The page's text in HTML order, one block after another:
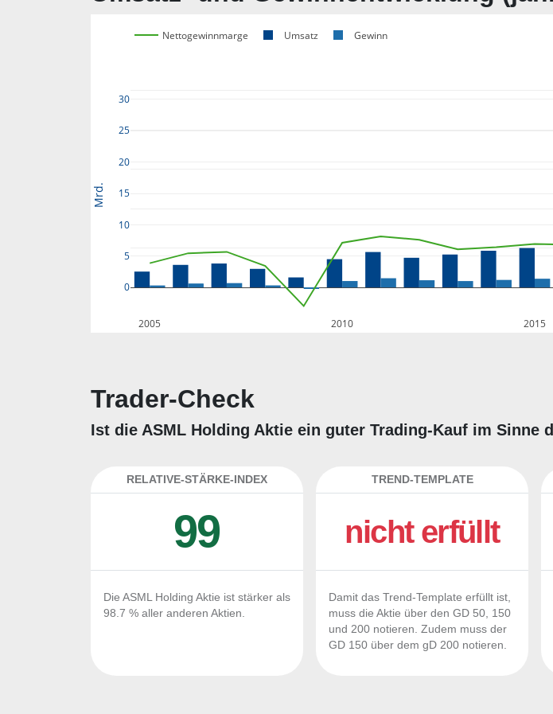
2005 2010 2015
0
5
10
15
20
25
30
Nettogewinnmarge Umsatz Gewinn
Mrd.
Trader-Check
Ist die ASML Holding Aktie ein guter Trading-Kauf im Sinne
RELATIVE-STÄRKE-INDEX
99
Die ASML Holding Aktie ist stärker als
98.7 % aller anderen Aktien.
TREND-TEMPLATE
nicht erfüllt
Damit das Trend-Template erfüllt ist,
muss die Aktie über den GD 50, 150
und 200 notieren. Zudem muss der
GD 150 über dem gD 200 notieren.